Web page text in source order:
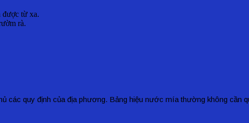
được từ xa.
rà.
các quy định của địa phương. Bảng hiệu nước mía thường không cần